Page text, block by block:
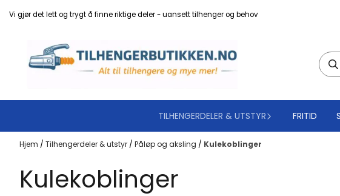
Hopp til innhold
Vi gjør det lett og trygt å finne riktige deler - uansett tilhenger og behov
TILHENGERDELER & UTSTYR FRITID
Hjem / Tilhengerdeler & utstyr / Påløp og aksling / Kulekoblinger
Kulekoblinger